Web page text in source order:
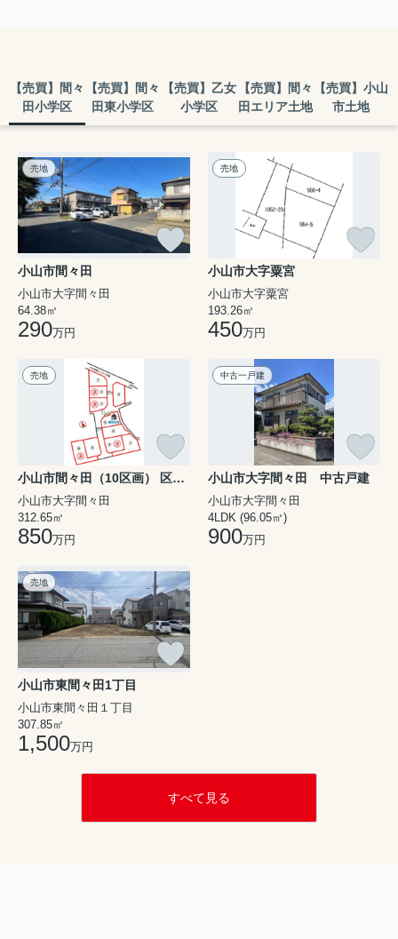
【売買】間々
田小学区
【売買】間々
田東小学区
【売買】乙女
小学区
【売買】間々
田エリア土地
【売買】小山
市土地
売地
小山市間々田
小山市大字間々田
64.38㎡
290万円
売地
小山市大字粟宮
小山市大字粟宮
193.26㎡
450万円
売地
小山市間々田（10区画） 区画⑦
小山市大字間々田
312.65㎡
850万円
中古一戸建
小山市大字間々田 中古戸建
小山市大字間々田
4LDK (96.05㎡)
900万円
売地
小山市東間々田1丁目
小山市東間々田１丁目
307.85㎡
1,500万円
すべて見る